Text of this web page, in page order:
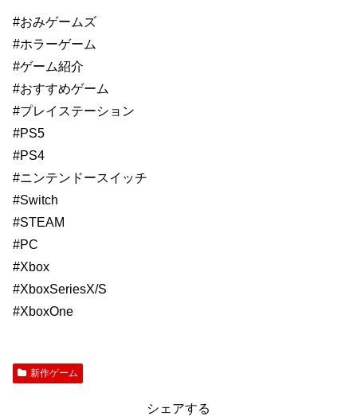
#おみゲームズ
#ホラーゲーム
#ゲーム紹介
#おすすめゲーム
#プレイステーション
#PS5
#PS4
#ニンテンドースイッチ
#Switch
#STEAM
#PC
#Xbox
#XboxSeriesX/S
#XboxOne
新作ゲーム
シェアする